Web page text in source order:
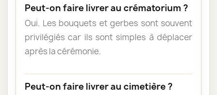
Peut-on faire livrer au crématorium ?
Oui. Les bouquets et gerbes sont souvent
privilégiés car ils sont simples à déplacer
après la cérémonie.
Peut-on faire livrer au cimetière ?